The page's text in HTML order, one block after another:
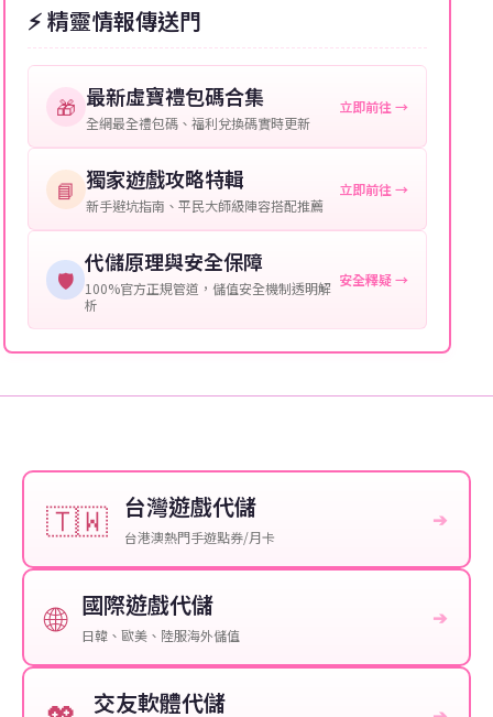
等級：角色的當前等級。
提供這些信息能幫助我們更快地處理您的代儲需求，確
保您盡享遊戲樂趣！
⚡ 精靈情報傳送門
🎁 最新虛寶禮包碼合集
全網最全禮包碼、福利兌換碼實時更新
立即前往 →
📘 獨家遊戲攻略特輯
新手避坑指南、平民大師級陣容搭配推薦
立即前往 →
🛡️
代儲原理與安全保障
100%官方正規管道，儲值安全機制透明解
析
安全釋疑 →
🇹🇼 台灣遊戲代儲
台港澳熱門手遊點券/月卡
➔
🌐 國際遊戲代儲
日韓、歐美、陸服海外儲值
➔
交友軟體代儲